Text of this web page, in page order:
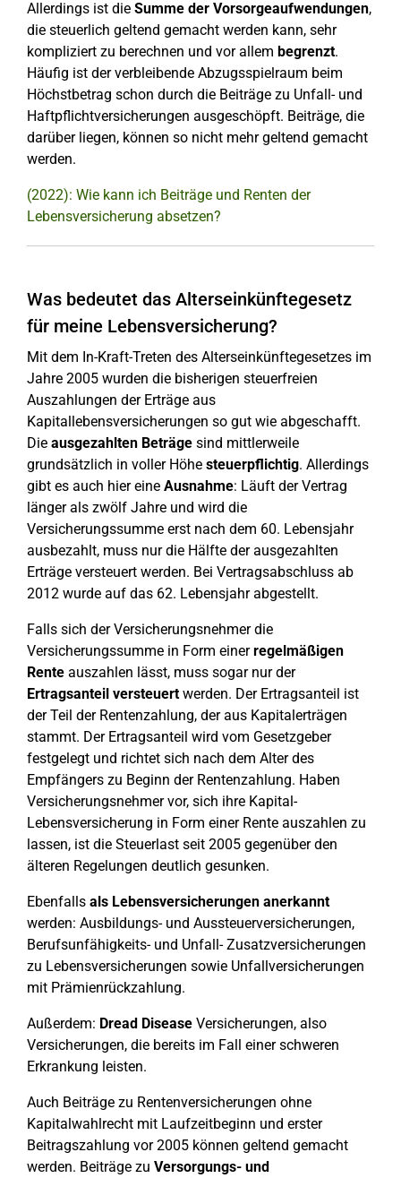
Allerdings ist die Summe der Vorsorgeaufwendungen,
die steuerlich geltend gemacht werden kann, sehr
kompliziert zu berechnen und vor allem begrenzt.
Häufig ist der verbleibende Abzugsspielraum beim
Höchstbetrag schon durch die Beiträge zu Unfall- und
Haftpflichtversicherungen ausgeschöpft. Beiträge, die
darüber liegen, können so nicht mehr geltend gemacht
werden.
(2022): Wie kann ich Beiträge und Renten der
Lebensversicherung absetzen?
Was bedeutet das Alterseinkünftegesetz
für meine Lebensversicherung?
Mit dem In-Kraft-Treten des Alterseinkünftegesetzes im
Jahre 2005 wurden die bisherigen steuerfreien
Auszahlungen der Erträge aus
Kapitallebensversicherungen so gut wie abgeschafft.
Die ausgezahlten Beträge sind mittlerweile
grundsätzlich in voller Höhe steuerpflichtig. Allerdings
gibt es auch hier eine Ausnahme: Läuft der Vertrag
länger als zwölf Jahre und wird die
Versicherungssumme erst nach dem 60. Lebensjahr
ausbezahlt, muss nur die Hälfte der ausgezahlten
Erträge versteuert werden. Bei Vertragsabschluss ab
2012 wurde auf das 62. Lebensjahr abgestellt.
Falls sich der Versicherungsnehmer die
Versicherungssumme in Form einerregelmäßigen
Rente auszahlen lässt, muss sogar nur der
Ertragsanteil versteuertwerden. Der Ertragsanteil ist
der Teil der Rentenzahlung, der aus Kapitalerträgen
stammt. Der Ertragsanteil wird vom Gesetzgeber
festgelegt und richtet sich nach dem Alter des
Empfängers zu Beginn der Rentenzahlung. Haben
Versicherungsnehmer vor, sich ihre Kapital-
Lebensversicherung in Form einer Rente auszahlen zu
lassen, ist die Steuerlast seit 2005 gegenüber den
älteren Regelungen deutlich gesunken.
Ebenfalls als Lebensversicherungen anerkannt
werden: Ausbildungs- und Aussteuerversicherungen,
Berufsunfähigkeits- und Unfall- Zusatzversicherungen
zu Lebensversicherungen sowie Unfallversicherungen
mit Prämienrückzahlung.
Außerdem: Dread Disease Versicherungen, also
Versicherungen, die bereits im Fall einer schweren
Erkrankung leisten.
Auch Beiträge zu Rentenversicherungen ohne
Kapitalwahlrecht mit Laufzeitbeginn und erster
Beitragszahlung vor 2005 können geltend gemacht
werden. Beiträge zu Versorgungs- und